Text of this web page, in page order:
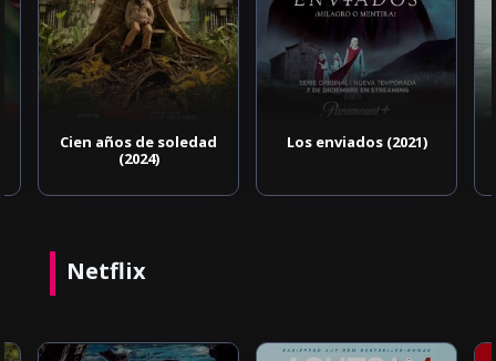
Cien años de soledad
(2024)
Los enviados (2021)
Netflix